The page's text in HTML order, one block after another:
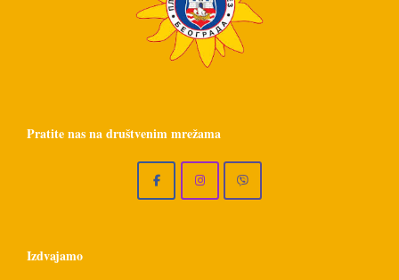
Pratite nas na društvenim mrežama
Izdvajamo